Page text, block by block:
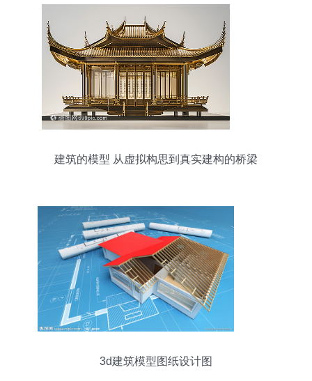
建筑的模型 从虚拟构思到真实建构的桥梁
3d建筑模型图纸设计图